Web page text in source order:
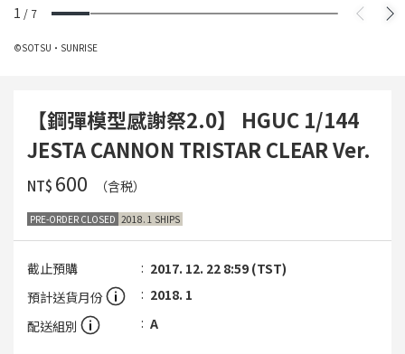
1 / 7
©SOTSU・SUNRISE
【鋼彈模型感謝祭2.0】 HGUC 1/144
JESTA CANNON TRISTAR CLEAR Ver.
NT$ ‌600 （含税）
PRE-ORDER CLOSED 2018. 1 SHIPS
截止預購
2017. 12. 22 8:59 (TST)
預計送貨月份
2018. 1
配送組別
A